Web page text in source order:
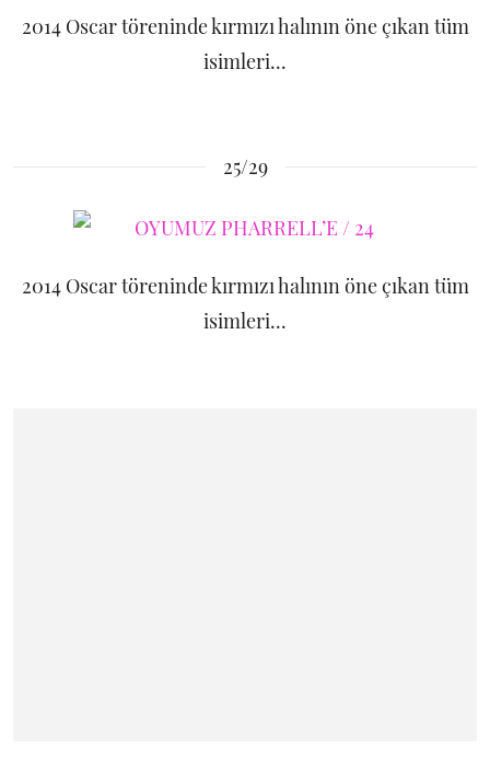
2014 Oscar töreninde kırmızı halının öne çıkan tüm
isimleri...
25/29
2014 Oscar töreninde kırmızı halının öne çıkan tüm
isimleri...